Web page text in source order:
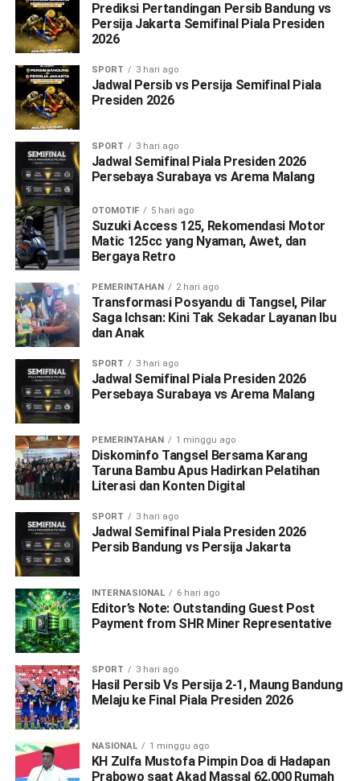
Prediksi Pertandingan Persib Bandung vs
Persija Jakarta Semifinal Piala Presiden
2026
SPORT 3 hari ago
Jadwal Persib vs Persija Semifinal Piala
Presiden 2026
SPORT 3 hari ago
Jadwal Semifinal Piala Presiden 2026
Persebaya Surabaya vs Arema Malang
OTOMOTIF 5 hari ago
Suzuki Access 125, Rekomendasi Motor
Matic 125cc yang Nyaman, Awet, dan
Bergaya Retro
PEMERINTAHAN 2 hari ago
Transformasi Posyandu di Tangsel, Pilar
Saga Ichsan: Kini Tak Sekadar Layanan Ibu
dan Anak
SPORT 3 hari ago
Jadwal Semifinal Piala Presiden 2026
Persebaya Surabaya vs Arema Malang
PEMERINTAHAN 1 minggu ago
Diskominfo Tangsel Bersama Karang
Taruna Bambu Apus Hadirkan Pelatihan
Literasi dan Konten Digital
SPORT 3 hari ago
Jadwal Semifinal Piala Presiden 2026
Persib Bandung vs Persija Jakarta
INTERNASIONAL 6 hari ago
Editor’s Note: Outstanding Guest Post
Payment from SHR Miner Representative
SPORT 3 hari ago
Hasil Persib Vs Persija 2-1, Maung Bandung
Melaju ke Final Piala Presiden 2026
NASIONAL 1 minggu ago
KH Zulfa Mustofa Pimpin Doa di Hadapan
Prabowo saat Akad Massal 62.000 Rumah